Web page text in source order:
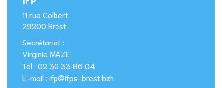
11 rue Colbert
29200 Brest
Secrétariat :
Virginie MAZE
Tel : 02 30 33 86 04
E-mail : ifp@ifps-brest.bzh